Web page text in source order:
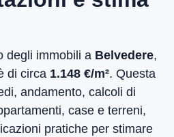
degli immobili a Belvedere,
di circa 1.148 €/m². Questa
andamento, calcoli di
case e terreni,
pratiche per stimare